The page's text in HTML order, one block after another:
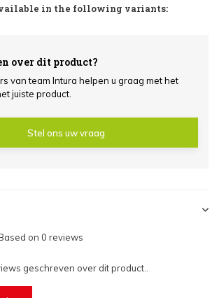
in the following variants:
over dit product?
van team Intura helpen u graag met het
juiste product.
Stel ons uw vraag
on 0 reviews
geschreven over dit product..